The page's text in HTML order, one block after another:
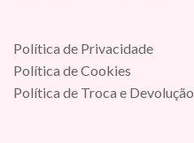
Política de Privacidade
Política de Cookies
Política de Troca e Devolução